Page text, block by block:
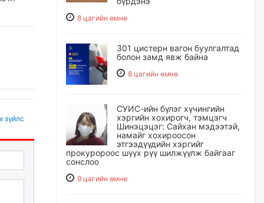
зүйлс
8 цагийн өмнө
301 цистерн вагон буулгалтад
болон замд явж байна
8 цагийн өмнө
СУИС-ийн бүлэг хүчингийн
хэргийн хохирогч, тэмцэгч
Шинэцэцэг: Сайхан мэдээтэй,
намайг хохироосон
этгээдүүдийн хэргийг
прокуророос шүүх рүү шилжүүлж байгааг
сонслоо
9 цагийн өмнө